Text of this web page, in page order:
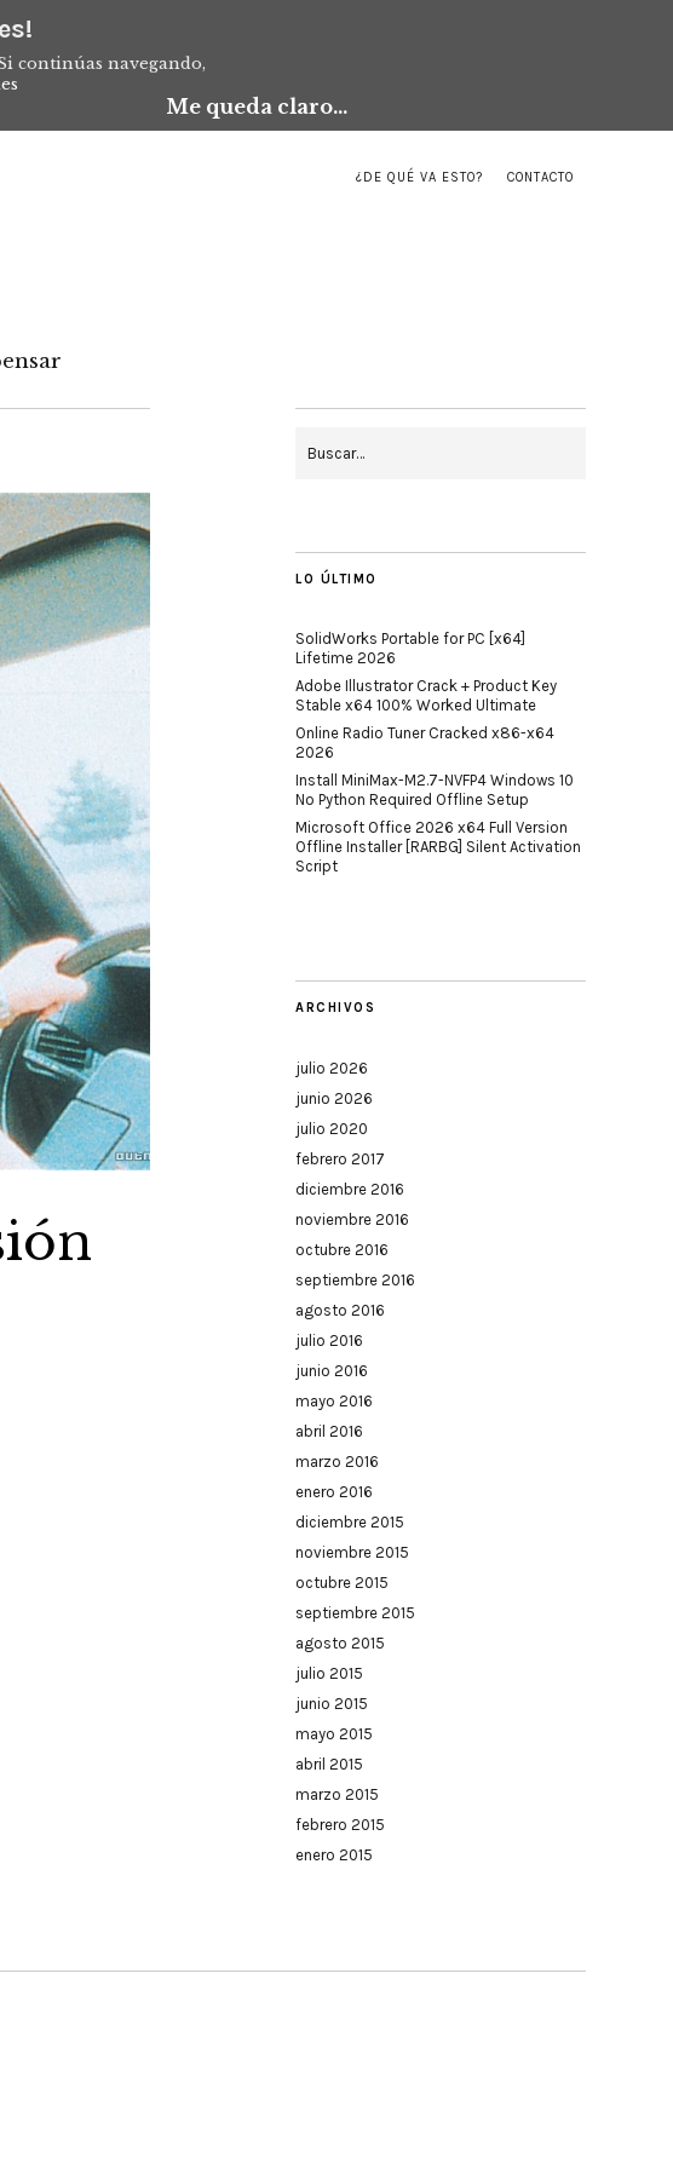
continúas navegando,
Me queda claro...
¿DE QUÉ VA ESTO? CONTACTO
LO ÚLTIMO
SolidWorks Portable for PC [x64]
Lifetime 2026
Adobe Illustrator Crack + Product Key
Stable x64 100% Worked Ultimate
Online Radio Tuner Cracked x86-x64
2026
Install MiniMax-M2.7-NVFP4 Windows 10
No Python Required Offline Setup
Microsoft Office 2026 x64 Full Version
Offline Installer [RARBG] Silent Activation
Script
ARCHIVOS
julio 2026
junio 2026
julio 2020
febrero 2017
diciembre 2016
noviembre 2016
octubre 2016
septiembre 2016
agosto 2016
julio 2016
junio 2016
mayo 2016
abril 2016
marzo 2016
enero 2016
diciembre 2015
noviembre 2015
octubre 2015
septiembre 2015
agosto 2015
julio 2015
junio 2015
mayo 2015
abril 2015
marzo 2015
febrero 2015
enero 2015